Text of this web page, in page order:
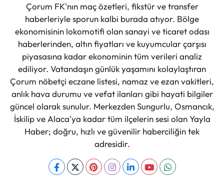
Çorum FK'nın maç özetleri, fikstür ve transfer
haberleriyle sporun kalbi burada atıyor. Bölge
ekonomisinin lokomotifi olan sanayi ve ticaret odası
haberlerinden, altın fiyatları ve kuyumcular çarşısı
piyasasına kadar ekonominin tüm verileri analiz
ediliyor. Vatandaşın günlük yaşamını kolaylaştıran
Çorum nöbetçi eczane listesi, namaz ve ezan vakitleri,
anlık hava durumu ve vefat ilanları gibi hayati bilgiler
güncel olarak sunulur. Merkezden Sungurlu, Osmancık,
İskilip ve Alaca'ya kadar tüm ilçelerin sesi olan Yayla
Haber; doğru, hızlı ve güvenilir haberciliğin tek
adresidir.